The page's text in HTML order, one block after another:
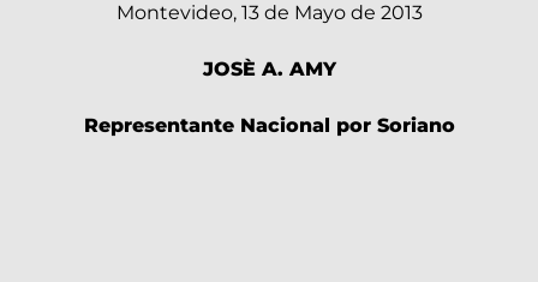
Montevideo, 13 de Mayo de 2013
JOSÈ A. AMY
Representante Nacional por Soriano